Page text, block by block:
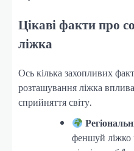
Цікаві факти про
ліжка
Ось кілька захопливих
розташування ліжка
сприйняття світу.
феншуй ліжко